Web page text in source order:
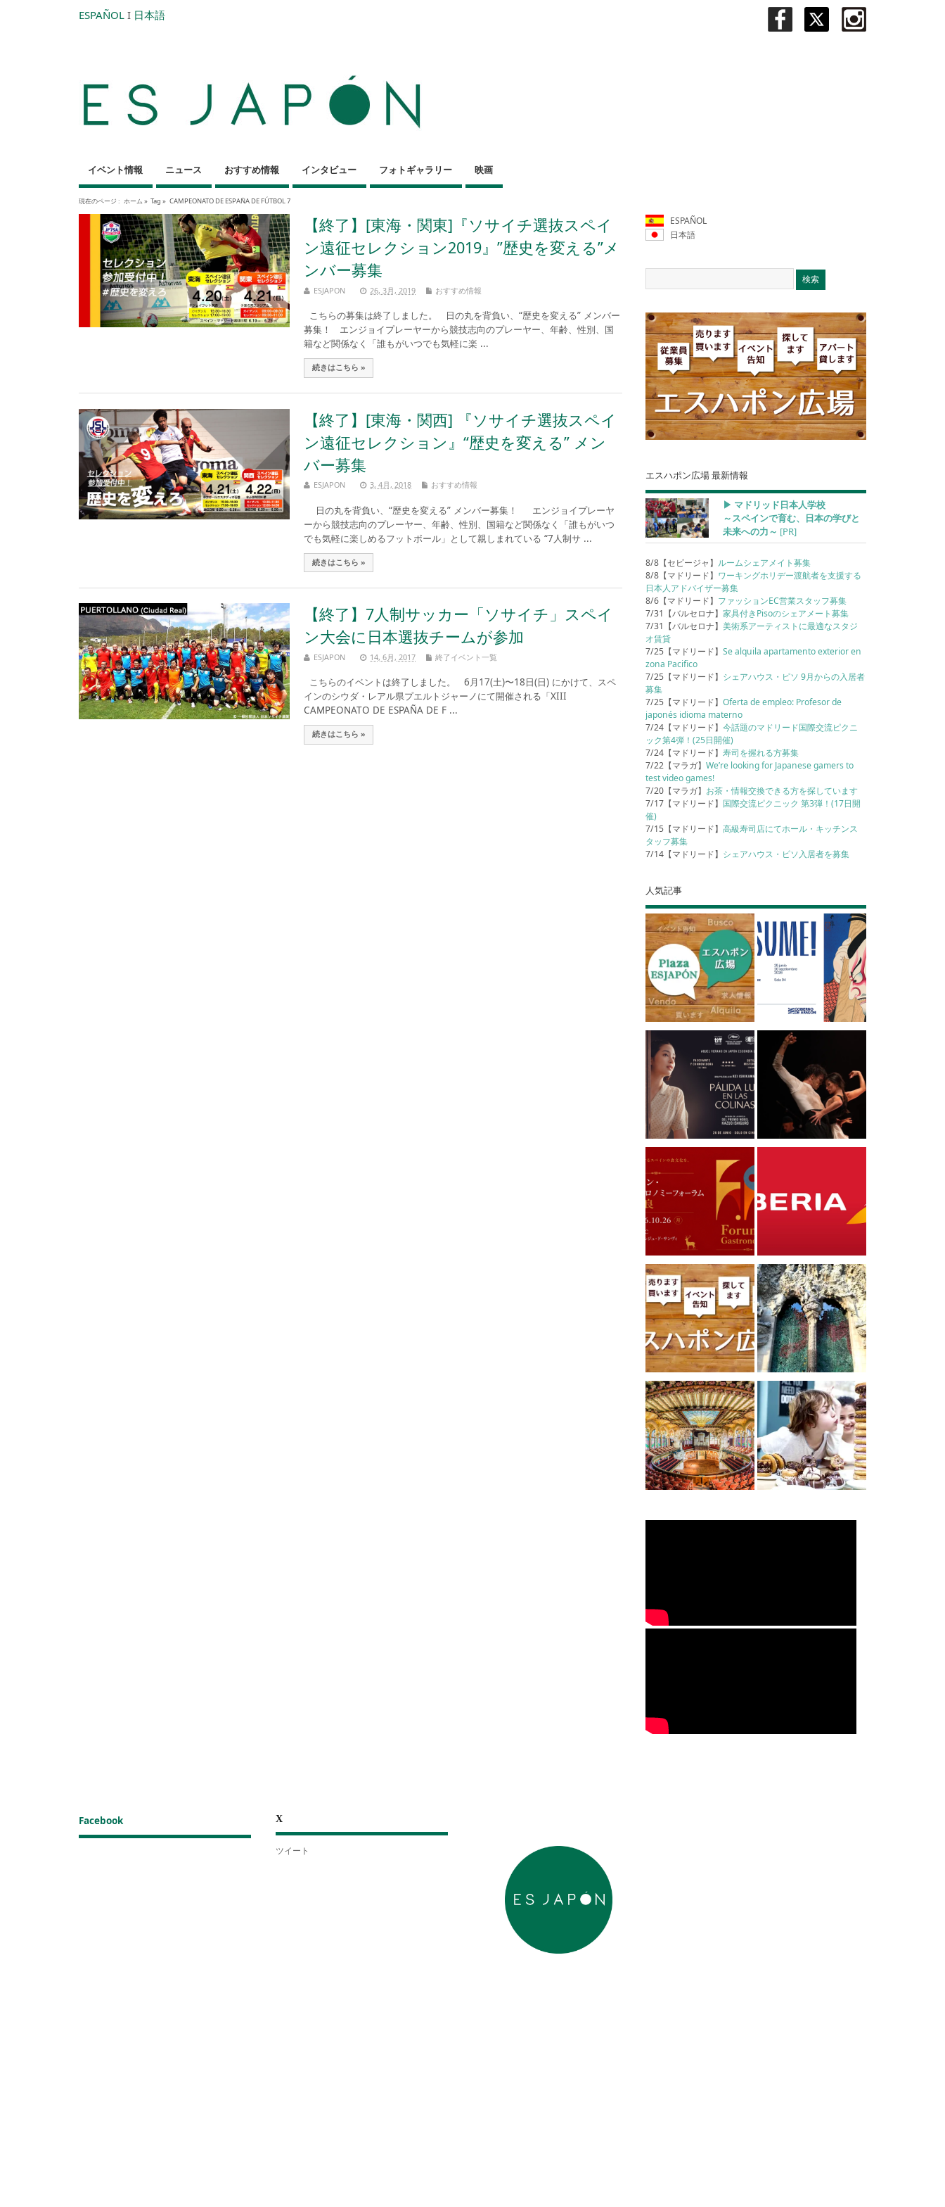
ESPAÑOL I 日本語
イベント情報 ニュース おすすめ情報 インタビュー フォトギャラリー 映画
現在のページ : ホーム » Tag » CAMPEONATO DE ESPAÑA DE FÚTBOL 7
【終了】[東海・関東]『ソサイチ選抜スペイ
ン遠征セレクション2019』”歴史を変える”メ
ンバー募集
ESJAPON 26, 3月, 2019 おすすめ情報
こちらの募集は終了しました。 日の丸を背負い、“歴史を変える” メンバー
募集！ エンジョイプレーヤーから競技志向のプレーヤー、年齢、性別、国
籍など関係なく「誰もがいつでも気軽に楽 ...
続きはこちら »
【終了】[東海・関西] 『ソサイチ選抜スペイ
ン遠征セレクション』“歴史を変える” メン
バー募集
ESJAPON 3, 4月, 2018 おすすめ情報
日の丸を背負い、“歴史を変える” メンバー募集！ エンジョイプレーヤ
ーから競技志向のプレーヤー、年齢、性別、国籍など関係なく「誰もがいつ
でも気軽に楽しめるフットボール」として親しまれている “7人制サ ...
続きはこちら »
【終了】7人制サッカー「ソサイチ」スペイ
ン大会に日本選抜チームが参加
ESJAPON 14, 6月, 2017 終了イベント一覧
こちらのイベントは終了しました。 6月17(土)〜18日(日) にかけて、スペ
インのシウダ・レアル県プエルトジャーノにて開催される「XIII
CAMPEONATO DE ESPAÑA DE F ...
続きはこちら »
ESPAÑOL
日本語
エスハポン広場 最新情報
▶︎ マドリッド日本人学校
～スペインで育む、日本の学びと
未来への力～ [PR]
8/8【セビージャ】ルームシェアメイト募集
8/8【マドリード】 ワーキングホリデー渡航者を支援する
日本人アドバイザー募集
8/6【マドリード】 ファッションEC営業スタッフ募集
7/31【バルセロナ】家具付きPisoのシェアメート募集
7/31【バルセロナ】美術系アーティストに最適なスタジ
オ賃貸
7/25【マドリード】Se alquila apartamento exterior en
zona Pacifico
7/25【マドリード】 シェアハウス・ピソ 9月からの入居者
募集
7/25【マドリード】Oferta de empleo: Profesor de
japonés idioma materno
7/24【マドリード】今話題のマドリード国際交流ピクニ
ック第4弾！(25日開催)
7/24【マドリード】寿司を握れる方募集
7/22【マラガ】We’re looking for Japanese gamers to
test video games!
7/20【マラガ】 お茶・情報交換できる方を探しています
7/17【マドリード】 国際交流ピクニック 第3弾！(17日開
催)
7/15【マドリード】高級寿司店にてホール・キッチンス
タッフ募集
7/14【マドリード】 シェアハウス・ピソ入居者を募集
人気記事
Facebook X
ツイート